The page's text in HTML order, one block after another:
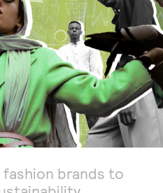
fashion brands to